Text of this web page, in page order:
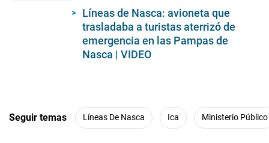
Líneas de Nasca: avioneta que
trasladaba a turistas aterrizó de
emergencia en las Pampas de
Nasca | VIDEO
Seguir temas Líneas De Nasca Ica Ministerio Público